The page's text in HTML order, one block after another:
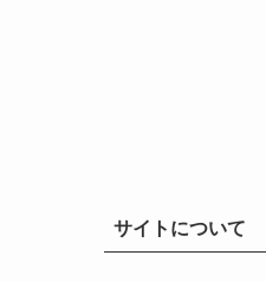
サイトについて